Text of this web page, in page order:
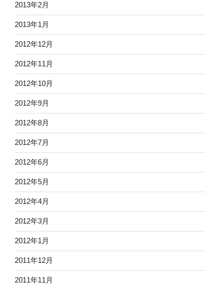
2013年2月
2013年1月
2012年12月
2012年11月
2012年10月
2012年9月
2012年8月
2012年7月
2012年6月
2012年5月
2012年4月
2012年3月
2012年1月
2011年12月
2011年11月